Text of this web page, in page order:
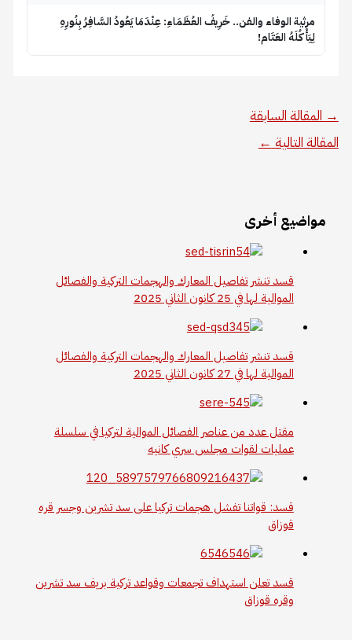
​مرثية الوفاء والفن.. خَرِيفُ العُظَمَاءِ: عِنْدَمَا يَعُودُ السَّافِرُ بِنُورِهِ
لِيَأْكُلَهُ العَتَام!
→ المقالة السابقة
المقالة التالية ←
مواضيع أخرى
قسد تنشر تفاصيل المعارك والهجمات التركية والفصائل
الموالية لها في 25 كانون الثاني 2025
قسد تنشر تفاصيل المعارك والهجمات التركية والفصائل
الموالية لها في 27 كانون الثاني 2025
مقتل عدد من عناصر الفصائل الموالية لتركيا في سلسلة
عمليات لقوات مجلس سري كانيه
قسد: قواتنا تفشل هجمات تركيا على سد تشرين وجسر قره
قوزاق
قسد تعلن استهداف تجمعات وقواعد تركية بريف سد تشرين
وقره قوزاق